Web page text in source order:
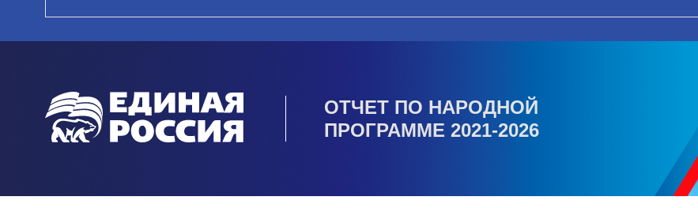
ОТЧЕТ ПО НАРОДНОЙ
ПРОГРАММЕ 2021-2026